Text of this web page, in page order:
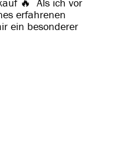
erfah­re­nen
ein besonderer